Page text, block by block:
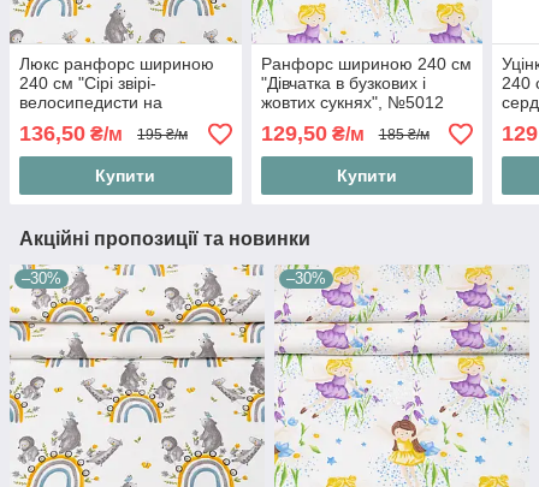
Люкс ранфорс шириною
240 см "Сірі звірі-
велосипедисти на
136,50 ₴/м 195 ₴/м
Купити
Ранфорс шириною 240 см
"Дівчатка в бузкових і
жовтих сукнях", №5012
129,50₴/м 185 ₴/м
Купити
240
Акційні пропозиції та новинки
–30% –30%